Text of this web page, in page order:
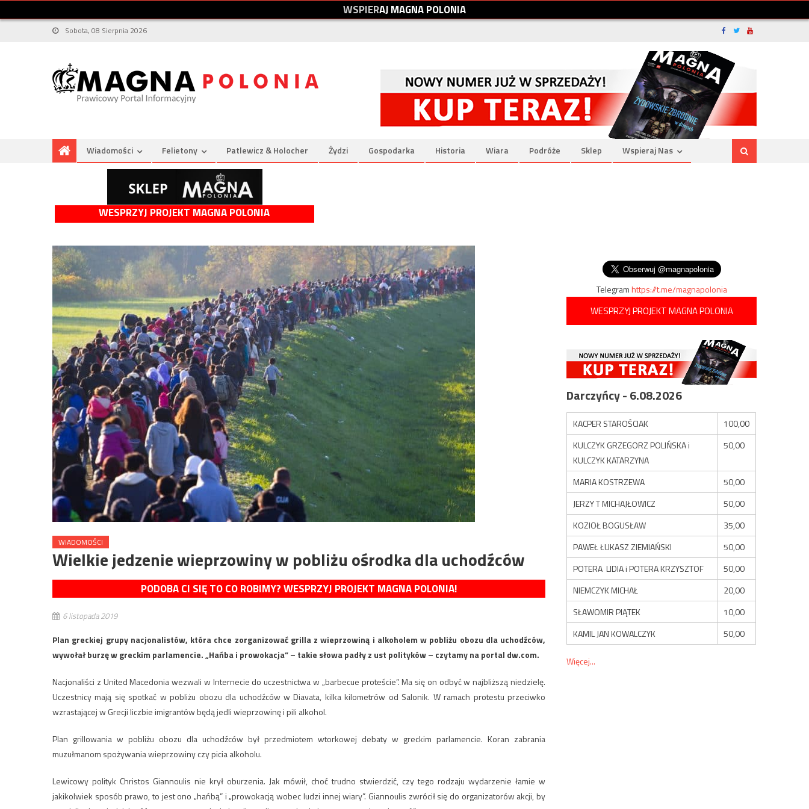
WSPIERAJMAGNAPOLONIA
Sobota, 08 Sierpnia 2026
Wiadomości Felietony Patlewicz & Holocher Żydzi Gospodarka Historia Wiara Podróże Sklep Wspieraj Nas
WESPRZYJ PROJEKT MAGNA POLONIA
WIADOMOŚCI
Wielkie jedzenie wieprzowiny w pobliżu ośrodka dla uchodźców
PODOBA CI SIĘ TO CO ROBIMY? WESPRZYJ PROJEKT MAGNA POLONIA!
6 listopada 2019
Plan greckiej grupy nacjonalistów, która chce zorganizować grilla z wieprzowiną i alkoholem w pobliżu obozu dla uchodźców,
wywołał burzę w greckim parlamencie. „Hańba i prowokacja” – takie słowa padły z ust polityków – czytamy na portal dw.com.
Nacjonaliści z United Macedonia wezwali w Internecie do uczestnictwa w „barbecue proteście”. Ma się on odbyć w najbliższą niedzielę.
Uczestnicy mają się spotkać w pobliżu obozu dla uchodźców w Diavata, kilka kilometrów od Salonik. W ramach protestu przeciwko
wzrastającej w Grecji liczbie imigrantów będą jedli wieprzowinę i pili alkohol.
Plan grillowania w pobliżu obozu dla uchodźców był przedmiotem wtorkowej debaty w greckim parlamencie. Koran zabrania
muzułmanom spożywania wieprzowiny czy picia alkoholu.
Lewicowy polityk Christos Giannoulis nie krył oburzenia. Jak mówił, choć trudno stwierdzić, czy tego rodzaju wydarzenie łamie w
jakikolwiek sposób prawo, to jest ono „hańbą” i „prowokacją wobec ludzi innej wiary”. Giannoulis zwrócił się do organizatorów akcji, by
Telegramhttps://t.me/magnapolonia
WESPRZYJ PROJEKT MAGNA POLONIA
Darczyńcy - 6.08.2026
KACPER STAROŚCIAK
100,00
KULCZYK GRZEGORZ POLIŃSKA i
KULCZYK KATARZYNA
50,00
MARIA KOSTRZEWA
50,00
JERZY T MICHAJŁOWICZ
50,00
KOZIOŁ BOGUSŁAW
35,00
PAWEŁ ŁUKASZ ZIEMIAŃSKI
50,00
POTERA LIDIA i POTERA KRZYSZTOF
50,00
NIEMCZYK MICHAŁ
20,00
SŁAWOMIR PIĄTEK
10,00
KAMIL JAN KOWALCZYK
50,00
Więcej...